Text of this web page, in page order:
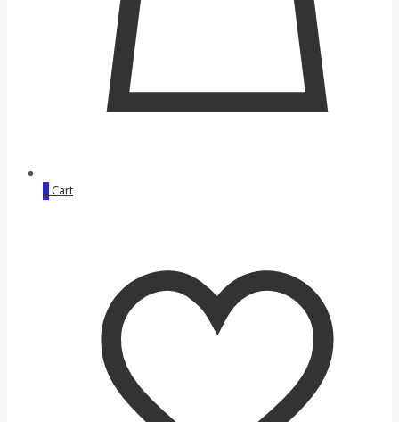
0Cart